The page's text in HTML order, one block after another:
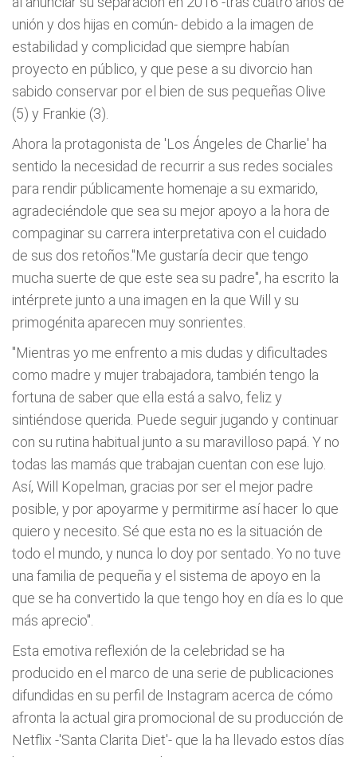
unión y dos hijas en común- debido a la imagen de
estabilidad y complicidad que siempre habían
proyecto en público, y que pese a su divorcio han
sabido conservar por el bien de sus pequeñas Olive
(5) y Frankie (3).
Ahora la protagonista de 'Los Ángeles de Charlie' ha
sentido la necesidad de recurrir a sus redes sociales
para rendir públicamente homenaje a su exmarido,
agradeciéndole que sea su mejor apoyo a la hora de
compaginar su carrera interpretativa con el cuidado
de sus dos retoños."Me gustaría decir que tengo
mucha suerte de que este sea su padre", ha escrito la
intérprete junto a una imagen en la que Will y su
primogénita aparecen muy sonrientes.
"Mientras yo me enfrento a mis dudas y dificultades
como madre y mujer trabajadora, también tengo la
fortuna de saber que ella está a salvo, feliz y
sintiéndose querida. Puede seguir jugando y continuar
con su rutina habitual junto a su maravilloso papá. Y no
todas las mamás que trabajan cuentan con ese lujo.
Así, Will Kopelman, gracias por ser el mejor padre
posible, y por apoyarme y permitirme así hacer lo que
quiero y necesito. Sé que esta no es la situación de
todo el mundo, y nunca lo doy por sentado. Yo no tuve
una familia de pequeña y el sistema de apoyo en la
que se ha convertido la que tengo hoy en día es lo que
más aprecio".
Esta emotiva reflexión de la celebridad se ha
producido en el marco de una serie de publicaciones
difundidas en su perfil de Instagram acerca de cómo
afronta la actual gira promocional de su producción de
Netflix -'Santa Clarita Diet'- que la ha llevado estos días